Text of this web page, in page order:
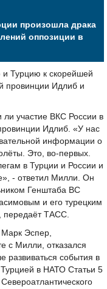
произошла драка
оппозиции в
Турцию к скорейшей
провинции Идлиб и
участие ВКС России в
Идлиб. «У нас
информации о
Это, во-первых.
в Турции и России и
- ответил Милли. Он
Генштаба ВС
и его турецким
передаёт ТАСС.
Эспер,
с Милли, отказался
развиваться события в
Турцией в НАТО Статьи 5